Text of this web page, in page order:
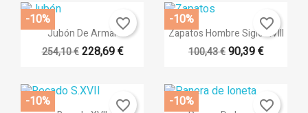
Vista rápida
Jubón De Armar
254,10 € 228,69 €
-10% favorite_border Vista rápida
Zapatos Hombre Siglo XVIII
100,43 €90,39 €
-10% favorite_border
-10% favorite_border -10% favorite_border